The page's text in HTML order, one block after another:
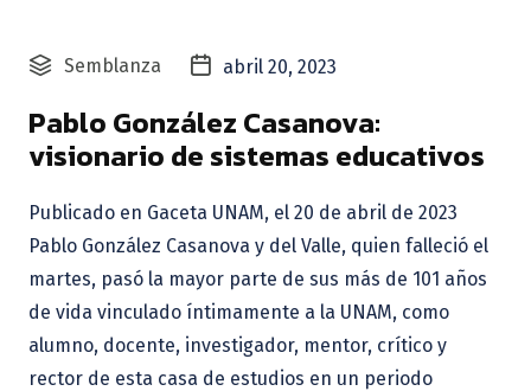
Semblanza abril 20, 2023
Pablo González Casanova:
visionario de sistemas educativos
Publicado en Gaceta UNAM, el 20 de abril de 2023
Pablo González Casanova y del Valle, quien falleció el
martes, pasó la mayor parte de sus más de 101 años
de vida vinculado íntimamente a la UNAM, como
alumno, docente, investigador, mentor, crítico y
rector de esta casa de estudios en un periodo